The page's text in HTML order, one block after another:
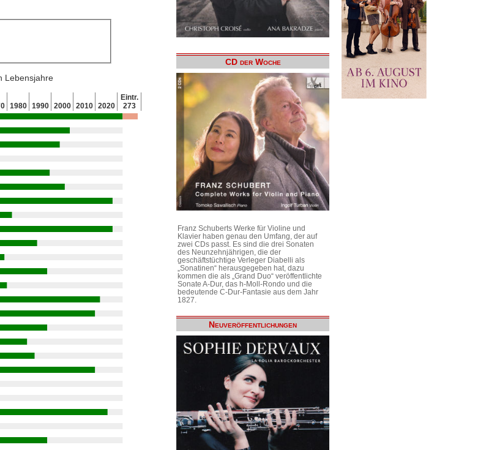
Lebensjahre
1980 1990 2000 2010 2020
Eintr.
273
CD der Woche
Franz Schuberts Werke für Violine und
Klavier haben genau den Umfang, der auf
zwei CDs passt. Es sind die drei Sonaten
des Neunzehnjährigen, die der
geschäftstüchtige Verleger Diabelli als
„Sonatinen“ herausgegeben hat, dazu
kommen die als „Grand Duo“ veröffentlichte
Sonate A-Dur, das h-Moll-Rondo und die
bedeutende C-Dur-Fantasie aus dem Jahr
1827.
Neuveröffentlichungen